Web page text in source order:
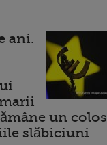
ani.
un colos
slăbiciuni